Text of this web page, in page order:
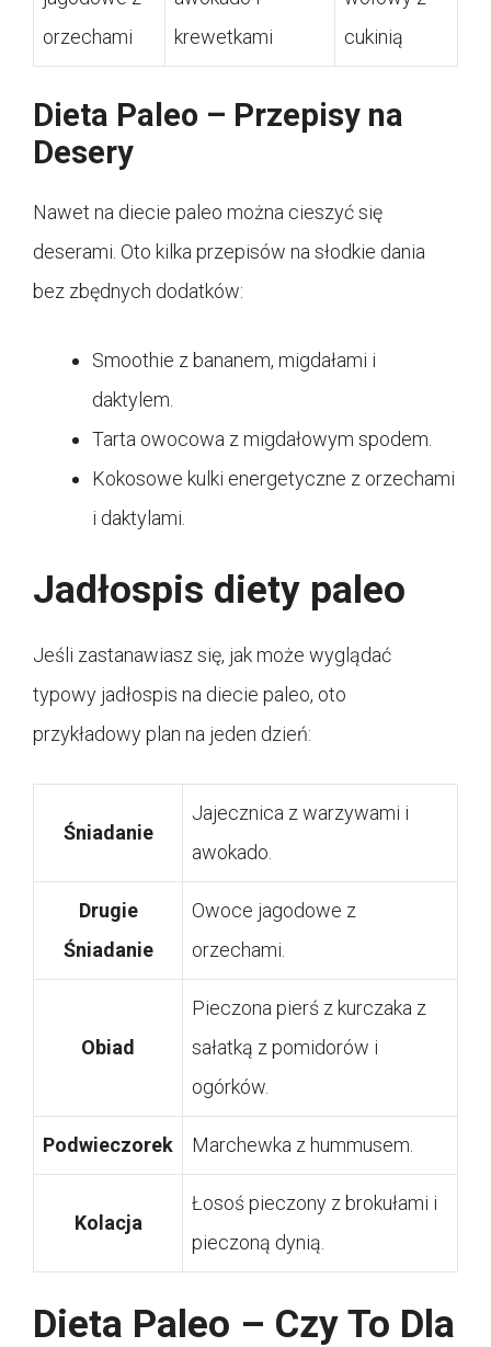
orzechami
krewetkami
cukinią
Dieta Paleo – Przepisy na
Desery
Nawet na diecie paleo można cieszyć się
deserami. Oto kilka przepisów na słodkie dania
bez zbędnych dodatków:
Smoothie z bananem, migdałami i
daktylem.
Tarta owocowa z migdałowym spodem.
Kokosowe kulki energetyczne z orzechami
i daktylami.
Jadłospis diety paleo
Jeśli zastanawiasz się, jak może wyglądać
typowy jadłospis na diecie paleo, oto
przykładowy plan na jeden dzień:
Śniadanie
Jajecznica z warzywami i
awokado.
Drugie
Śniadanie
Owoce jagodowe z
orzechami.
Obiad
Pieczona pierś z kurczaka z
sałatką z pomidorów i
ogórków.
Podwieczorek Marchewka z hummusem.
Kolacja
Łosoś pieczony z brokułami i
pieczoną dynią.
Dieta Paleo – Czy To Dla